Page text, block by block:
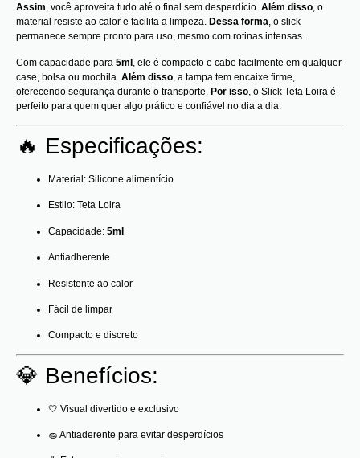
Assim, você aproveita tudo até o final sem desperdício. Além disso, o
material resiste ao calor e facilita a limpeza. Dessa forma, o slick
permanece sempre pronto para uso, mesmo com rotinas intensas.
Com capacidade para 5ml , ele é compacto e cabe facilmente em qualquer
case, bolsa ou mochila. Além disso , a tampa tem encaixe firme,
oferecendo segurança durante o transporte. Por isso , o Slick Teta Loira é
perfeito para quem quer algo prático e confiável no dia a dia.
🔥 Especificações:
Material: Silicone alimentício
Estilo: Teta Loira
Capacidade: 5ml
Antiadherente
Resistente ao calor
Fácil de limpar
Compacto e discreto
💎 Benefícios:
🤍 Visual divertido e exclusivo
🧽 Antiaderente para evitar desperdícios